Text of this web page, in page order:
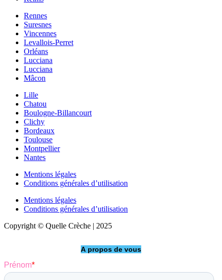
Rennes
Suresnes
Vincennes
Levallois-Perret
Orléans
Lucciana
Lucciana
Mâcon
Lille
Chatou
Boulogne-Billancourt
Clichy
Bordeaux
Toulouse
Montpellier
Nantes
Mentions légales
Conditions générales d’utilisation
Mentions légales
Conditions générales d’utilisation
Copyright © Quelle Crèche | 2025